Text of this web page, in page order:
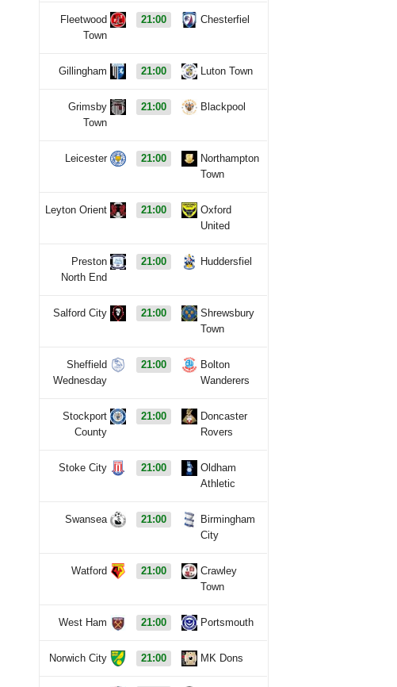
Fleetwood
Town
21:00 Chesterfiel
Gillingham 21:00 Luton Town
Grimsby
Town
21:00 Blackpool
Leicester 21:00
Northampton
Town
Leyton Orient 21:00
Oxford
United
Preston
North End
21:00 Huddersfiel
Salford City 21:00
Shrewsbury
Town
Sheffield
Wednesday
21:00
Bolton
Wanderers
Stockport
County
21:00
Doncaster
Rovers
Stoke City 21:00
Oldham
Athletic
Swansea 21:00
Birmingham
City
Watford 21:00
Crawley
Town
West Ham 21:00 Portsmouth
Norwich City 21:00 MK Dons